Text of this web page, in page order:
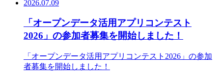
2026.07.09
「オープンデータ活用アプリコンテスト
2026」の参加者募集を開始しました！
「オープンデータ活用アプリコンテスト2026」の参加
者募集を開始しました！